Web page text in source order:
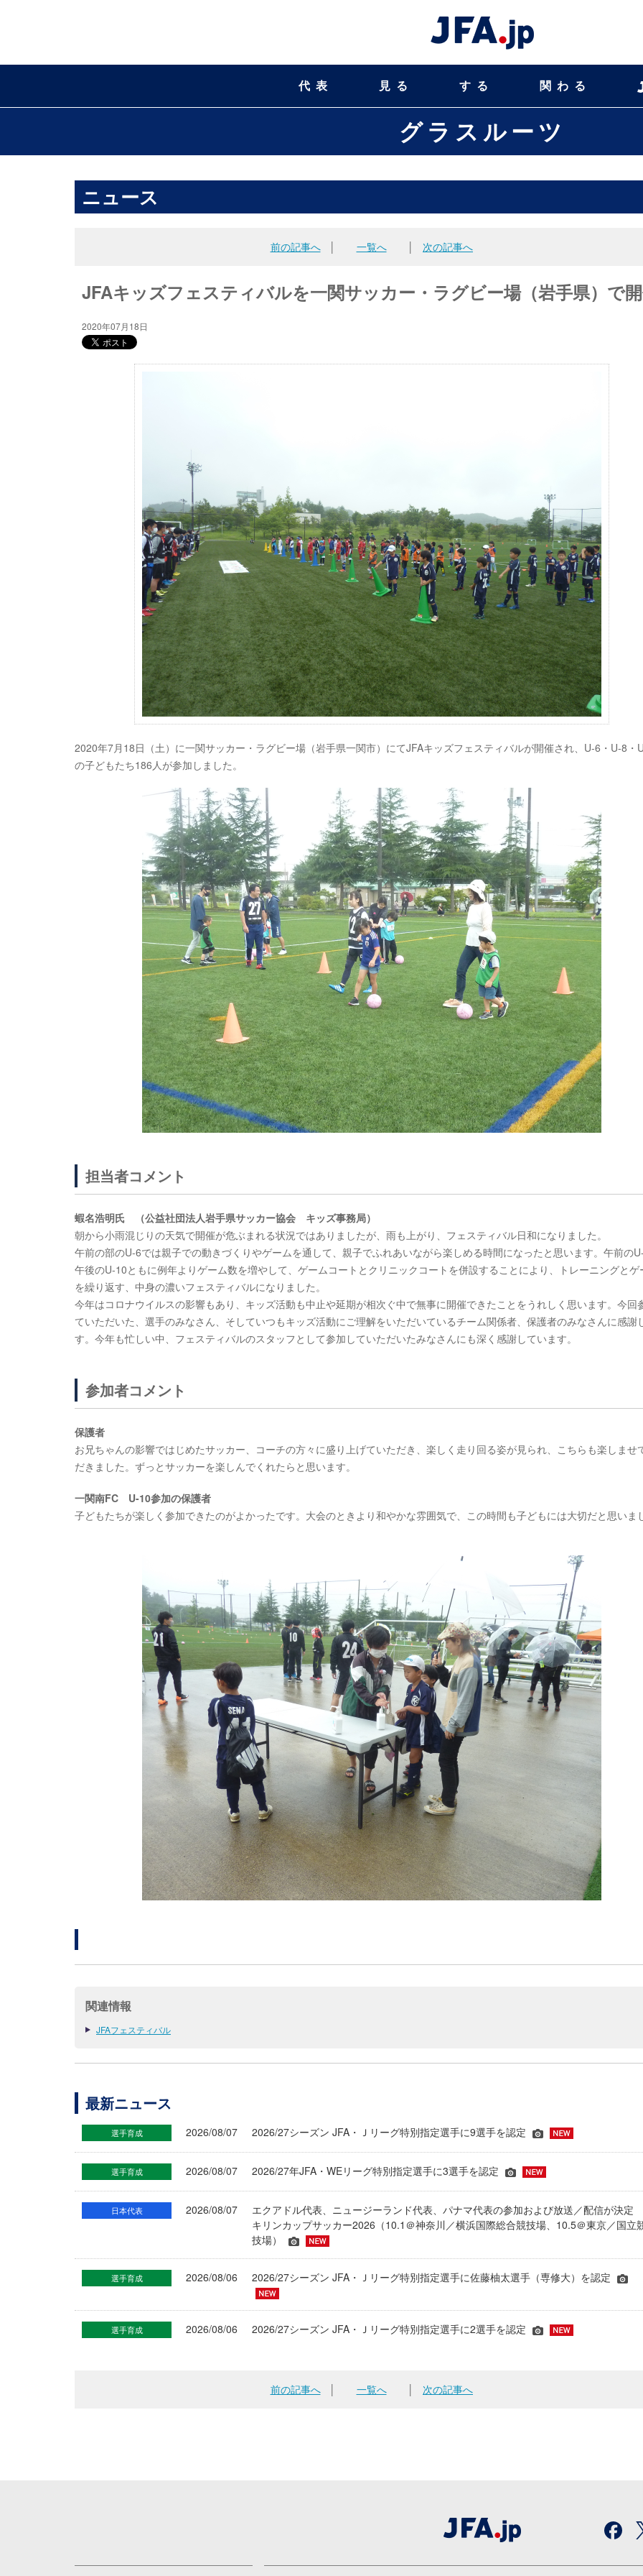
代表 見る する 関わる
グラスルーツ
ニュース
前の記事へ│ 一覧へ 次の記事へ
JFAキッズフェスティバルを一関サッカー・ラグビー場（岩手県）で
2020年07月18日
2020年7月18日（土）に一関サッカー・ラグビー場（岩手県一関市）にてJFAキッズフェスティバルが開催され、U-6・U-8・
の子どもたち186人が参加しました。
担当者コメント
蝦名浩明氏 （公益社団法人岩手県サッカー協会 キッズ事務局）
朝から小雨混じりの天気で開催が危ぶまれる状況ではありましたが、雨も上がり、フェスティバル日和になりました。
午前の部のU-6では親子での動きづくりやゲームを通して、親子でふれあいながら楽しめる時間になったと思います。午前の
午後のU-10ともに例年よりゲーム数を増やして、ゲームコートとクリニックコートを併設することにより、トレーニングとゲ
を繰り返す、中身の濃いフェスティバルになりました。
今年はコロナウイルスの影響もあり、キッズ活動も中止や延期が相次ぐ中で無事に開催できたことをうれしく思います。今回
ていただいた、選手のみなさん、そしていつもキッズ活動にご理解をいただいているチーム関係者、保護者のみなさんに感謝
す。今年も忙しい中、フェスティバルのスタッフとして参加していただいたみなさんにも深く感謝しています。
参加者コメント
保護者
お兄ちゃんの影響ではじめたサッカー、コーチの方々に盛り上げていただき、楽しく走り回る姿が見られ、こちらも楽しませ
だきました。ずっとサッカーを楽しんでくれたらと思います。
一関南FC U-10参加の保護者
子どもたちが楽しく参加できたのがよかったです。大会のときより和やかな雰囲気で、この時間も子どもには大切だと思いま
関連情報
JFAフェスティバル
最新ニュース
選手育成 2026/08/07 2026/27シーズン JFA・Ｊリーグ特別指定選手に9選手を認定
選手育成 2026/08/07 2026/27年JFA・WEリーグ特別指定選手に3選手を認定
日本代表 2026/08/07
エクアドル代表、ニュージーランド代表、パナマ代表の参加および放送／配信が決定
キリンカップサッカー2026（10.1＠神奈川／横浜国際総合競技場、10.5＠東京／国立
技場）
選手育成 2026/08/06 2026/27シーズン JFA・Ｊリーグ特別指定選手に佐藤柚太選手（専修大）を認定
選手育成 2026/08/06 2026/27シーズン JFA・Ｊリーグ特別指定選手に2選手を認定
前の記事へ│ 一覧へ 次の記事へ